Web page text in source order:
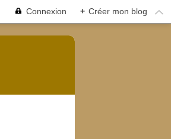
Connexion + Créer mon blog